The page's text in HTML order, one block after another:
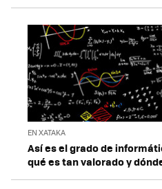
EN XATAKA
Así es el grado de
qué es tan valorado y